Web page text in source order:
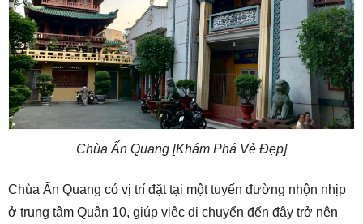
Chùa Ấn Quang [Khám Phá Vẻ Đẹp]
Chùa Ấn Quang có vị trí đặt tại một tuyến đường nhộn nhịp
ở trung tâm Quận 10, giúp việc di chuyển đến đây trở nên